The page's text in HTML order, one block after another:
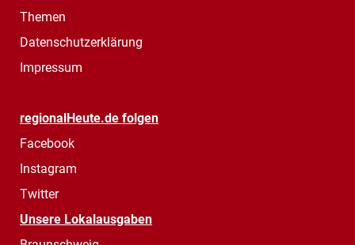
Themen
Datenschutzerklärung
Impressum
regionalHeute.de folgen
Facebook
Instagram
Twitter
Unsere Lokalausgaben